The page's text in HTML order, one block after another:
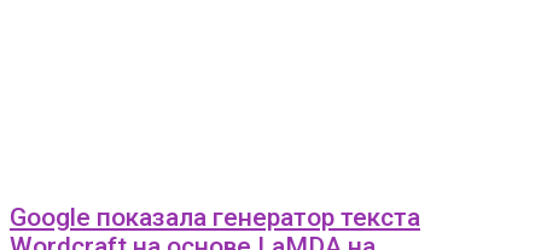
Google показала генератор текста